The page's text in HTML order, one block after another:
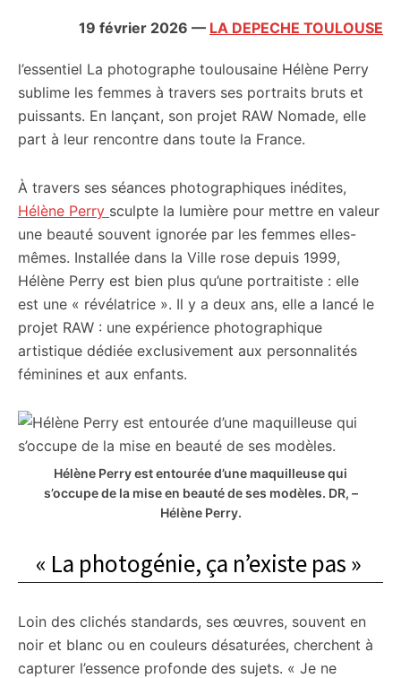
19 février 2026 — LA DEPECHE TOULOUSE
l’essentiel La photographe toulousaine Hélène Perry
sublime les femmes à travers ses portraits bruts et
puissants. En lançant, son projet RAW Nomade, elle
part à leur rencontre dans toute la France.
À travers ses séances photographiques inédites,
Hélène Perry sculpte la lumière pour mettre en valeur
une beauté souvent ignorée par les femmes elles-
mêmes. Installée dans la Ville rose depuis 1999,
Hélène Perry est bien plus qu’une portraitiste : elle
est une « révélatrice ». Il y a deux ans, elle a lancé le
projet RAW : une expérience photographique
artistique dédiée exclusivement aux personnalités
féminines et aux enfants.
Hélène Perry est entourée d’une maquilleuse qui
s’occupe de la mise en beauté de ses modèles. DR, –
Hélène Perry.
« La photogénie, ça n’existe pas »
Loin des clichés standards, ses œuvres, souvent en
noir et blanc ou en couleurs désaturées, cherchent à
capturer l’essence profonde des sujets. « Je ne